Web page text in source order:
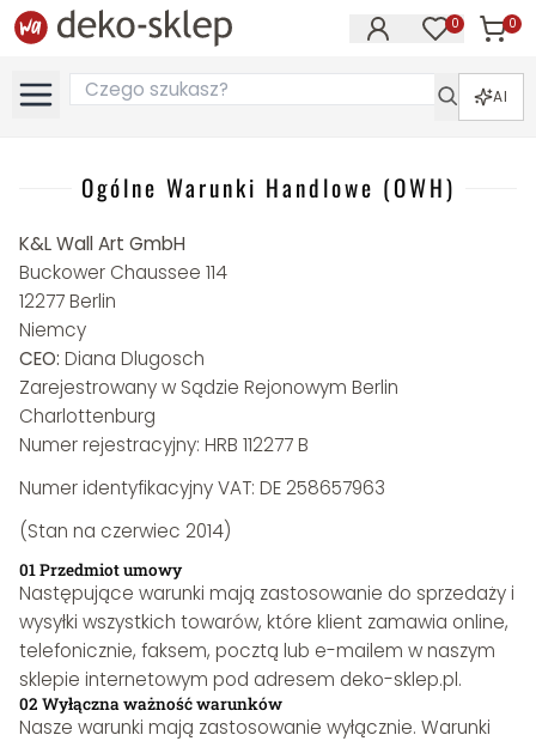
0 0
AI
Ogólne Warunki Handlowe (OWH)
K&L Wall Art GmbH
Buckower Chaussee 114
12277 Berlin
Niemcy
CEO: Diana Dlugosch
Zarejestrowany w Sądzie Rejonowym Berlin
Charlottenburg
Numer rejestracyjny: HRB 112277 B
Numer identyfikacyjny VAT: DE 258657963
(Stan na czerwiec 2014)
01 Przedmiot umowy
Następujące warunki mają zastosowanie do sprzedaży i
wysyłki wszystkich towarów, które klient zamawia online,
telefonicznie, faksem, pocztą lub e-mailem w naszym
sklepie internetowym pod adresem deko-sklep.pl.
02 Wyłączna ważność warunków
Nasze warunki mają zastosowanie wyłącznie. Warunki